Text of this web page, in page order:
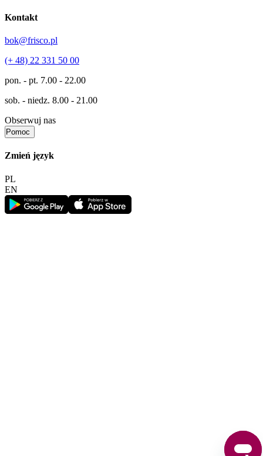
Kontakt
bok@frisco.pl
(+ 48) 22 331 50 00
pon. - pt. 7.00 - 22.00
sob. - niedz. 8.00 - 21.00
Obserwuj nas
Pomoc
Zmień język
PL
EN